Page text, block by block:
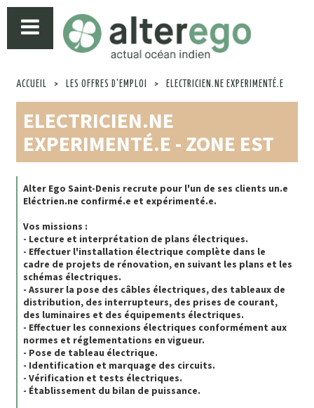
ACCUEIL > LES OFFRES D'EMPLOI > ELECTRICIEN.NE EXPERIMENTÉ.E
ELECTRICIEN.NE
EXPERIMENTÉ.E - ZONE EST
Alter Ego Saint-Denis recrute pour l'un de ses clients un.e
Eléctrien.ne confirmé.e et expérimenté.e.
Vos missions :
- Lecture et interprétation de plans électriques.
- Effectuer l'installation électrique complète dans le
cadre de projets de rénovation, en suivant les plans et les
schémas électriques.
- Assurer la pose des câbles électriques, des tableaux de
distribution, des interrupteurs, des prises de courant,
des luminaires et des équipements électriques.
- Effectuer les connexions électriques conformément aux
normes et réglementations en vigueur.
- Pose de tableau électrique.
- Identification et marquage des circuits.
- Vérification et tests électriques.
- Établissement du bilan de puissance.